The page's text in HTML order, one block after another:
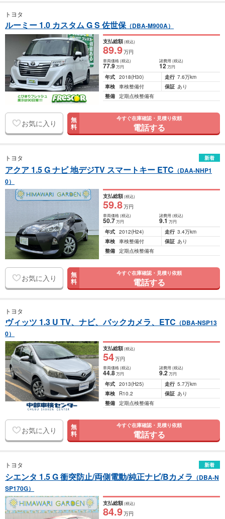
トヨタ
ルーミー 1.0 カスタム G S 佐世保（DBA-M900A）
支払総額(税込)
89.9万円
車両価格(税込)
77.9万円
諸費用 (税込)
12 万円
年式 2018(H30) 走行 7.6万km
車検 車検整備付 保証 あり
整備 定期点検整備有
お気に入り 無
料
今すぐ在庫確認・見積り依頼
電話する
トヨタ 新着
アクア 1.5 G ナビ 地デジTV スマートキー ETC （DAA-NHP1
0）
支払総額(税込)
59.8万円
車両価格(税込)
50.7万円
諸費用 (税込)
9.1 万円
年式 2012(H24) 走行 3.4万km
車検 車検整備付 保証 あり
整備 定期点検整備有
お気に入り 無
料
今すぐ在庫確認・見積り依頼
電話する
トヨタ
ヴィッツ 1.3 U TV、ナビ、バックカメラ、ETC （DBA-NSP13
0）
支払総額(税込)
54万円
車両価格(税込)
44.8万円
諸費用 (税込)
9.2 万円
年式 2013(H25) 走行 5.7万km
車検
R10.2 保証 あり
整備 定期点検整備有
お気に入り 無
料
今すぐ在庫確認・見積り依頼
電話する
トヨタ 新着
シエンタ 1.5 G 衝突防止/両側電動/純正ナビ/Bカメラ （DBA-N
SP170G）
支払総額(税込)
84.9万円